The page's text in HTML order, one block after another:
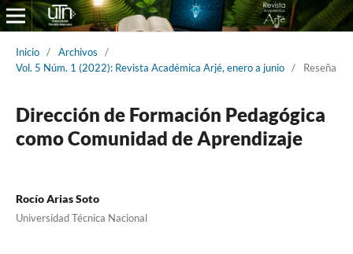
Inicio / Archivos
/
Vol. 5 Núm. 1 (2022): Revista Académica Arjé, enero a junio / Reseña
Dirección de Formación Pedagógica
como Comunidad de Aprendizaje
Rocío Arias Soto
Universidad Técnica Nacional